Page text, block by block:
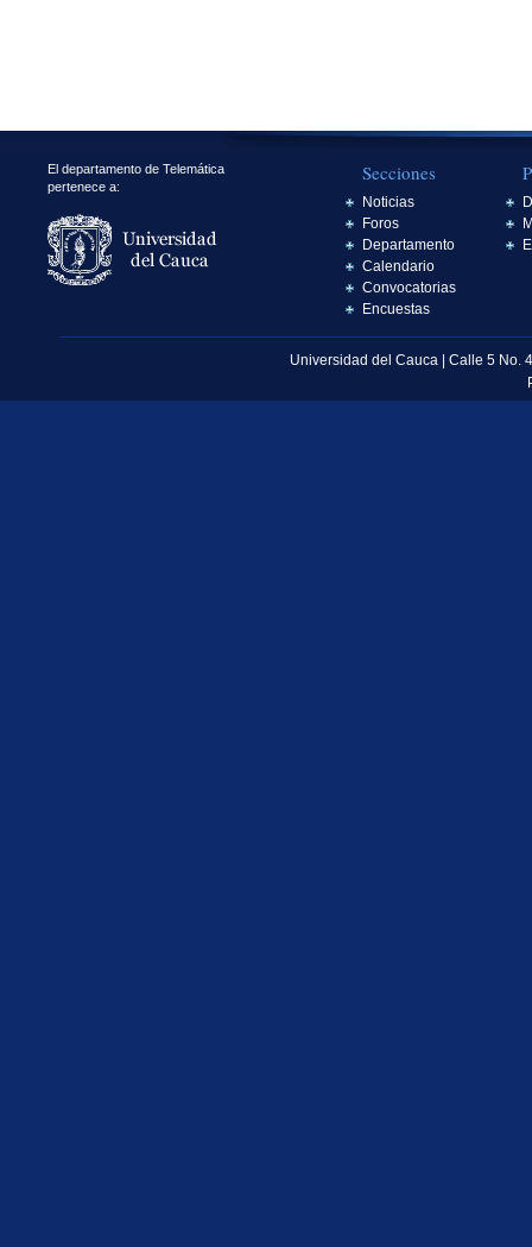
El departamento de Telemática
pertenece a:
Secciones
Noticias
Foros
Departamento
Calendario
Convocatorias
Encuestas
Universidad del Cauca | Calle 5 No.